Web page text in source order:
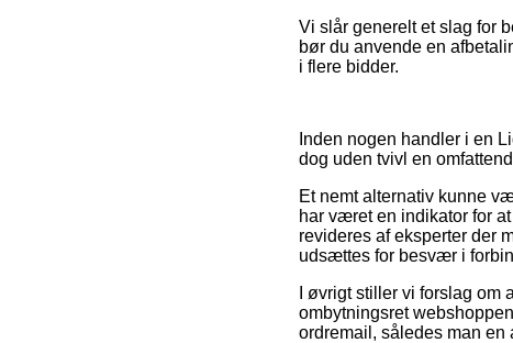
Vi slår generelt et slag for
bør du anvende en
i flere bidder.
Inden nogen handler i en
dog uden tvivl en
Et nemt alternativ kunne
har været en indikator for
revideres af eksperter der
udsættes for besvær i
I øvrigt stiller vi forslag
ombytningsret
ordremail, således man